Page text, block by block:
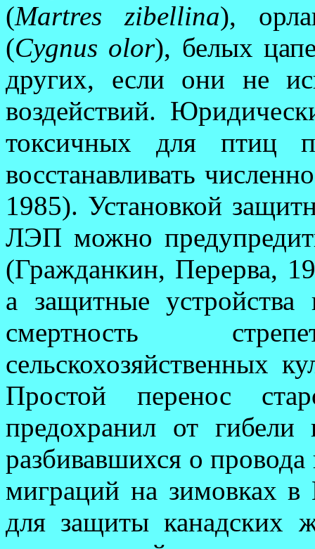
(Martres zibellina),
(Cygnus olor), белых
других, если они не
воздействий.
токсичных для птиц
восстанавливать
1985). Установкой
ЛЭП можно
(Граж­данкин, Перерва,
а защитные устройства
смертность
сельскохозяйственных
Простой перенос
предохранил от гибели
разбивавшихся о
миграций на зи­мовках
для за­щиты канадских